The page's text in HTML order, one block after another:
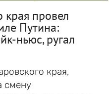
края провел
Путина:
ньюс, ругал
края,
смену